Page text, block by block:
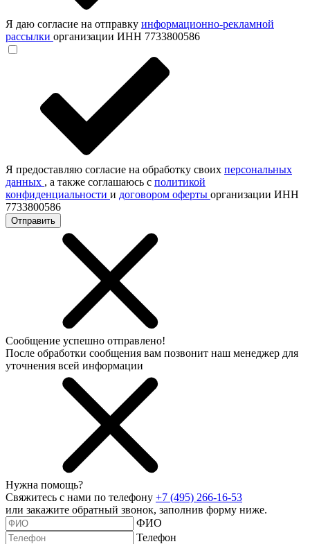
Я даю согласие на отправку информационно-рекламной
рассылки организации ИНН 7733800586
Я предоставляю согласие на обработку своих персональных
данных , а также соглашаюсь с политикой
конфиденциальности и договором оферты организации ИНН
7733800586
Отправить
Сообщение успешно отправлено!
После обработки сообщения вам позвонит наш менеджер для
уточнения всей информации
Нужна помощь?
Свяжитесь с нами по телефону +7 (495) 266-16-53
или закажите обратный звонок, заполнив форму ниже.
ФИО
Телефон